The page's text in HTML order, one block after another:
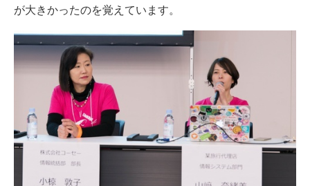
が大きかったのを覚えています。